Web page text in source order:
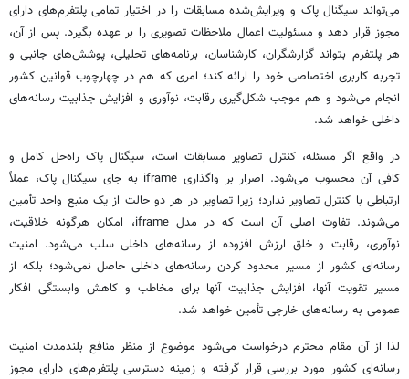
می‌تواند سیگنال پاک و ویرایش‌شده مسابقات را در اختیار تمامی پلتفرم‌های دارای
مجوز قرار دهد و مسئولیت اعمال ملاحظات تصویری را بر عهده بگیرد. پس از آن،
هر پلتفرم بتواند گزارشگران، کارشناسان، برنامه‌های تحلیلی، پوشش‌های جانبی و
تجربه کاربری اختصاصی خود را ارائه کند؛ امری که هم در چهارچوب قوانین کشور
انجام می‌شود و هم موجب شکل‌گیری رقابت، نوآوری و افزایش جذابیت رسانه‌های
داخلی خواهد شد.
در واقع اگر مسئله، کنترل تصاویر مسابقات است، سیگنال پاک راه‌حل کامل و
کافی آن محسوب می‌شود. اصرار بر واگذاری iframe به جای سیگنال پاک، عملاً
ارتباطی با کنترل تصاویر ندارد؛ زیرا تصاویر در هر دو حالت از یک منبع واحد تأمین
می‌شوند. تفاوت اصلی آن است که در مدل iframe، امکان هرگونه خلاقیت،
نوآوری، رقابت و خلق ارزش افزوده از رسانه‌های داخلی سلب می‌شود. امنیت
رسانه‌ای کشور از مسیر محدود کردن رسانه‌های داخلی حاصل نمی‌شود؛ بلکه از
مسیر تقویت آنها، افزایش جذابیت آنها برای مخاطب و کاهش وابستگی افکار
عمومی به رسانه‌های خارجی تأمین خواهد شد.
لذا از آن مقام محترم درخواست می‌شود موضوع از منظر منافع بلندمدت امنیت
رسانه‌ای کشور مورد بررسی قرار گرفته و زمینه دسترسی پلتفرم‌های دارای مجوز